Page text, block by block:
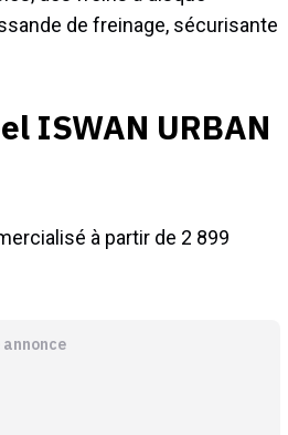
de freinage, sécurisante
ISWAN URBAN
à partir de 2 899